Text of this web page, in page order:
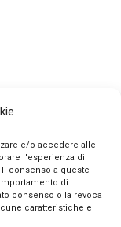
e/o accedere alle
l'esperienza di
consenso a queste
di
consenso o la revoca
caratteristiche e